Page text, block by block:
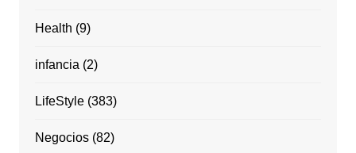
Health (9)
infancia (2)
LifeStyle(383)
Negocios(82)